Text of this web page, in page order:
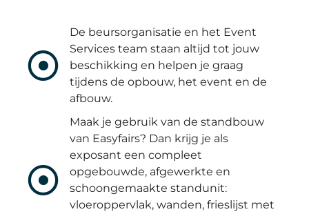
De beursorganisatie en het Event
Services team staan altijd tot jouw
beschikking en helpen je graag
tijdens de opbouw, het event en de
afbouw.
Maak je gebruik van de standbouw
van Easyfairs? Dan krijg je als
exposant een compleet
opgebouwde, afgewerkte en
schoongemaakte standunit:
vloeroppervlak, wanden, frieslijst met